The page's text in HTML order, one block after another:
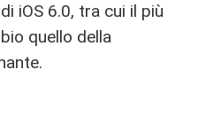
iOS 6.0, tra cui il più
quello della